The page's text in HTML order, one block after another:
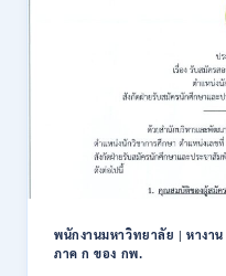
ข้าราชการ
28
/
ปวส.
ป.ตรี
สาขา
พนักงานมหาวิทยาลัย |หางา
ภาค ก ของ กพ.